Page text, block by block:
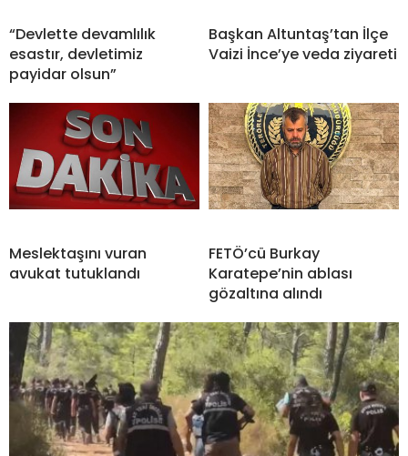
“Devlette devamlılık
esastır, devletimiz
payidar olsun”
Başkan Altuntaş’tan İlçe
Vaizi İnce’ye veda ziyareti
Meslektaşını vuran
avukat tutuklandı
FETÖ’cü Burkay
Karatepe’nin ablası
gözaltına alındı